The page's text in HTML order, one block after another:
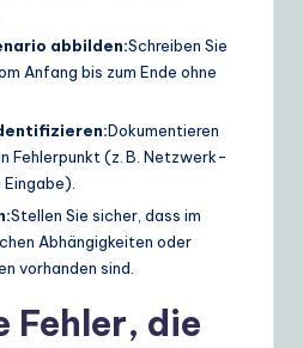
abbilden:Schreiben Sie
Anfang bis zum Ende ohne
Dokumentieren
Fehlerpunkt (z. B. Netzwerk-
Stellen Sie sicher, dass im
Abhängigkeiten oder
vorhanden sind.
Fehler, die